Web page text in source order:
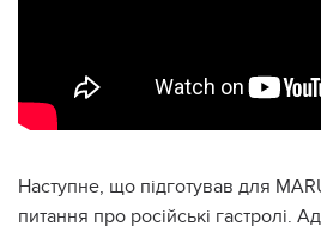
Наступне, що підготував для
питання про російські гастролі.